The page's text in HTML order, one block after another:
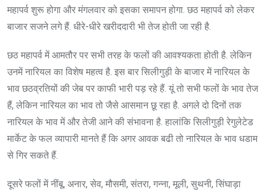
महापर्व शुरू होगा और मंगलवार को इसका समापन होगा. छठ महापर्व को लेकर
बाजार सजने लगे हैं. धीरे-धीरे खरीददारी भी तेज होती जा रही है.
छठ महापर्व में आमतौर पर सभी तरह के फलों की आवश्यकता होती है. लेकिन
उनमें नारियल का विशेष महत्व है. इस बार सिलीगुड़ी के बाजार में नारियल के
भाव छठव्रतियों की जेब पर काफी भारी पड़ रहे हैं. यूं तो सभी फलों के भाव तेज
हैं, लेकिन नारियल का भाव तो जैसे आसमान छू रहा है. अगले दो दिनों तक
नारियल के भाव में और तेजी आने की संभावना है. हालांकि सिलीगुड़ी रेगुलेटेड
मार्केट के फल व्यापारी मानते हैं कि अगर आवक बढी तो नारियल के भाव धडाम
से गिर सकते हैं.
दूसरे फलों में नींबू, अनार, सेव, मौसमी, संतरा, गन्ना, मूली, सुथनी, सिंघाड़ा